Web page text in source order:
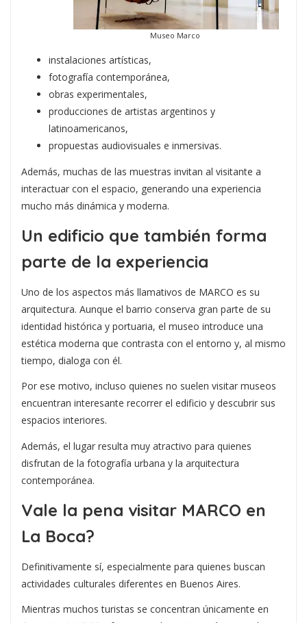
Museo Marco
instalaciones artísticas,
fotografía contemporánea,
obras experimentales,
producciones de artistas argentinos y
latinoamericanos,
propuestas audiovisuales e inmersivas.
Además, muchas de las muestras invitan al visitante a
interactuar con el espacio, generando una experiencia
mucho más dinámica y moderna.
Un edificio que también forma
parte de la experiencia
Uno de los aspectos más llamativos de MARCO es su
arquitectura. Aunque el barrio conserva gran parte de su
identidad histórica y portuaria, el museo introduce una
estética moderna que contrasta con el entorno y, al mismo
tiempo, dialoga con él.
Por ese motivo, incluso quienes no suelen visitar museos
encuentran interesante recorrer el edificio y descubrir sus
espacios interiores.
Además, el lugar resulta muy atractivo para quienes
disfrutan de la fotografía urbana y la arquitectura
contemporánea.
Vale la pena visitar MARCO en
La Boca?
Definitivamente sí, especialmente para quienes buscan
actividades culturales diferentes en Buenos Aires.
Mientras muchos turistas se concentran únicamente en